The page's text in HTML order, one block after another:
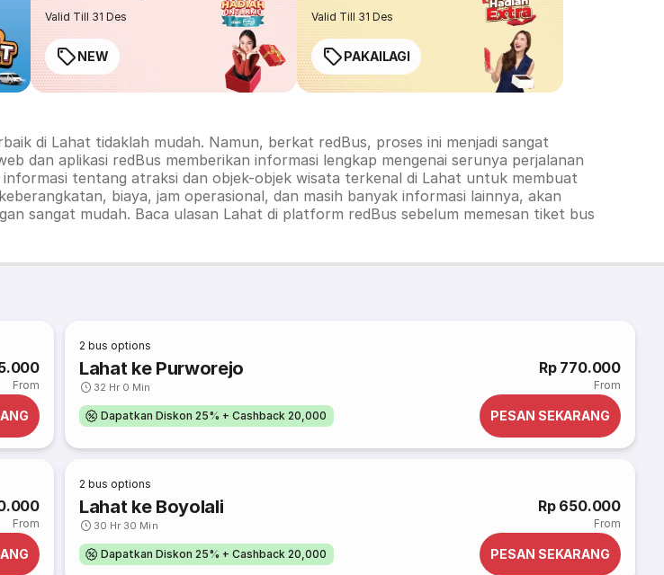
Valid Till 31 Des
NEW
Valid Till 31 Des
PAKAILAGI
di Lahat tidaklah mudah. Namun, berkat redBus, proses ini menjadi sangat
dan aplikasi redBus memberikan informasi lengkap mengenai serunya perjalanan
tentang atraksi dan objek-objek wisata terkenal di Lahat untuk membuat
biaya, jam operasional, dan masih banyak informasi lainnya, akan
sangat mudah. Baca ulasan Lahat di platform redBus sebelum memesan tiket bus
From
2 bus options
Lahat ke Purworejo
32 Hr 0 Min
Rp 770.000
From
Dapatkan Diskon 25% + Cashback 20,000 PESAN SEKARANG
From
2 bus options
Lahat ke Boyolali
30 Hr 30 Min
Rp 650.000
From
Dapatkan Diskon 25% + Cashback 20,000 PESAN SEKARANG